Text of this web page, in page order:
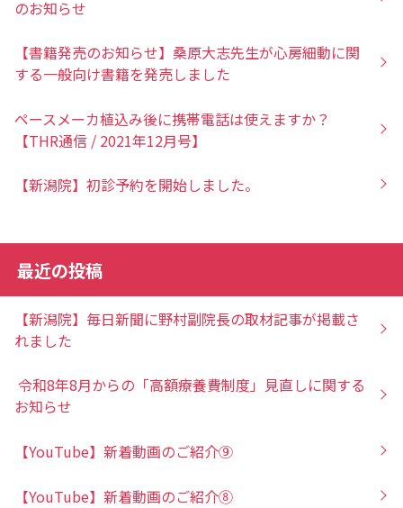
のお知らせ
【書籍発売のお知らせ】桑原大志先生が心房細動に関
する一般向け書籍を発売しました
ペースメーカ植込み後に携帯電話は使えますか？
【THR通信 / 2021年12月号】
【新潟院】初診予約を開始しました。
最近の投稿
【新潟院】毎日新聞に野村副院長の取材記事が掲載さ
れました
令和8年8月からの「高額療養費制度」見直しに関する
お知らせ
【YouTube】新着動画のご紹介⑨
【YouTube】新着動画のご紹介⑧